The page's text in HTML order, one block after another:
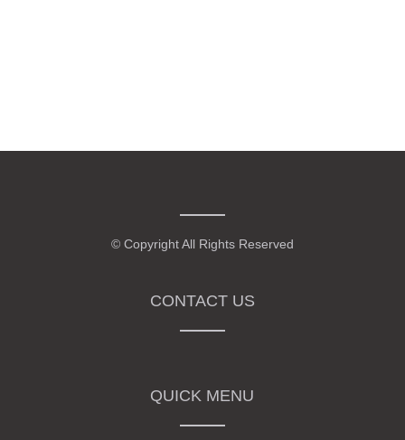
© Copyright All Rights Reserved
CONTACT US
QUICK MENU